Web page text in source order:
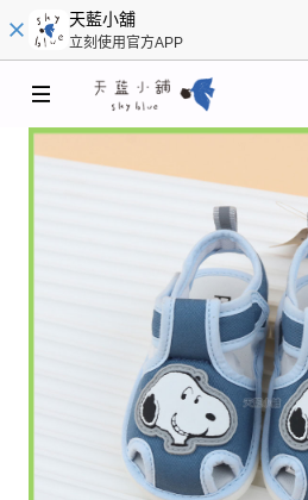
天藍小舖
立刻使用官方APP